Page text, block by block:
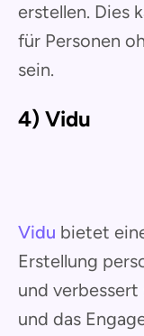
erstellen. Dies
für Personen
sein.
4) Vidu
Vidu bietet
Erstellung
und
und das